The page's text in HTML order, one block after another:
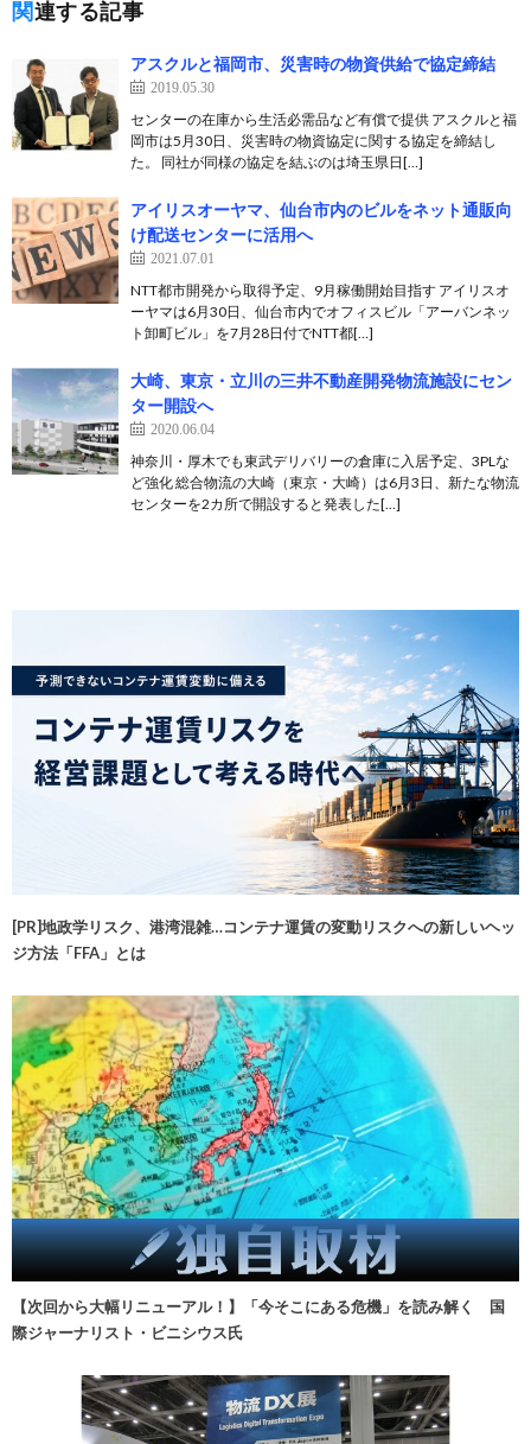
関連する記事
アスクルと福岡市、災害時の物資供給で協定締結
2019.05.30
センターの在庫から生活必需品など有償で提供 アスクルと福
岡市は5月30日、災害時の物資協定に関する協定を締結し
た。 同社が同様の協定を結ぶのは埼玉県日[…]
アイリスオーヤマ、仙台市内のビルをネット通販向
け配送センターに活用へ
2021.07.01
NTT都市開発から取得予定、9月稼働開始目指す アイリスオ
ーヤマは6月30日、仙台市内でオフィスビル「アーバンネッ
ト卸町ビル」を7月28日付でNTT都[…]
大崎、東京・立川の三井不動産開発物流施設にセン
ター開設へ
2020.06.04
神奈川・厚木でも東武デリバリーの倉庫に入居予定、3PLな
ど強化 総合物流の大崎（東京・大崎）は6月3日、新たな物流
センターを2カ所で開設すると発表した[…]
[PR]地政学リスク、港湾混雑…コンテナ運賃の変動リスクへの新しいヘッ
ジ方法「FFA」とは
【次回から大幅リニューアル！】「今そこにある危機」を読み解く 国
際ジャーナリスト・ビニシウス氏